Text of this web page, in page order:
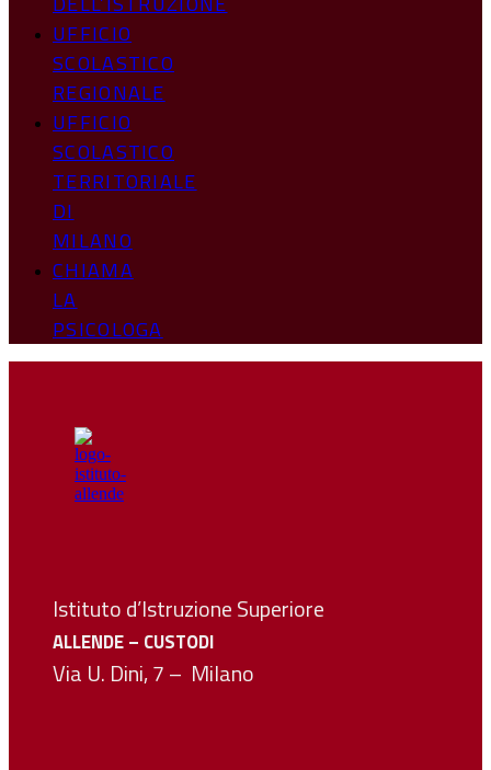
UFFICIO
SCOLASTICO
REGIONALE
UFFICIO
SCOLASTICO
TERRITORIALE
DI
MILANO
CHIAMA
LA
PSICOLOGA
Istituto d’Istruzione Superiore
ALLENDE – CUSTODI
Via U. Dini, 7 – Milano